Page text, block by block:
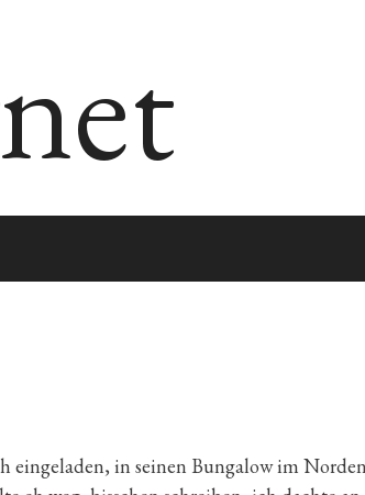
eingeladen, in seinen Bungalow im